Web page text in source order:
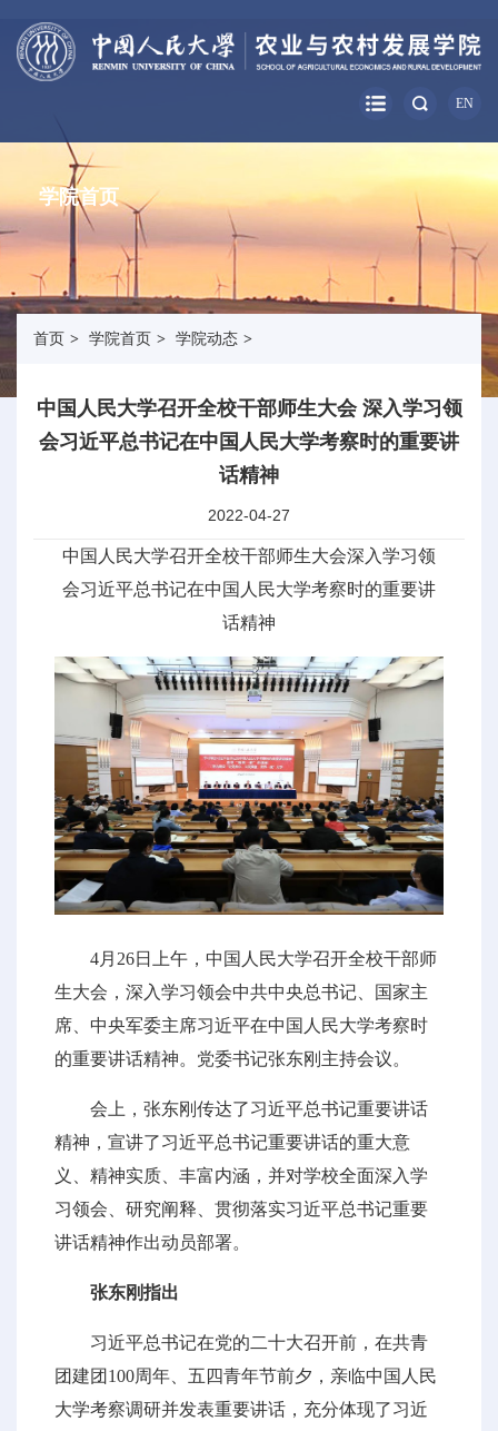
EN
学院首页
首页 > 学院首页 > 学院动态 >
中国人民大学召开全校干部师生大会 深入学习领
会习近平总书记在中国人民大学考察时的重要讲
话精神
2022-04-27
中国人民大学召开全校干部师生大会深入学习领
会习近平总书记在中国人民大学考察时的重要讲
话精神
4月26日上午，中国人民大学召开全校干部师
生大会，深入学习领会中共中央总书记、国家主
席、中央军委主席习近平在中国人民大学考察时
的重要讲话精神。党委书记张东刚主持会议。
会上，张东刚传达了习近平总书记重要讲话
精神，宣讲了习近平总书记重要讲话的重大意
义、精神实质、丰富内涵，并对学校全面深入学
习领会、研究阐释、贯彻落实习近平总书记重要
讲话精神作出动员部署。
张东刚指出
习近平总书记在党的二十大召开前，在共青
团建团100周年、五四青年节前夕，亲临中国人民
大学考察调研并发表重要讲话，充分体现了习近